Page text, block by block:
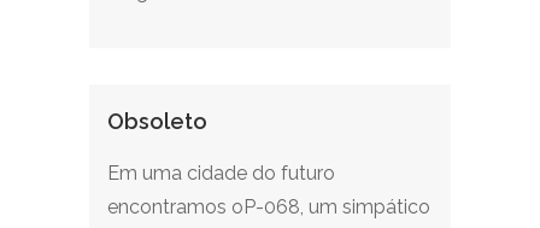
Obsoleto
Em uma cidade do futuro
encontramos oP-068, um simpático